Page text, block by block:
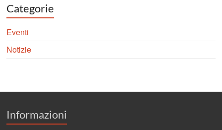
Categorie
Eventi
Notizie
Informazioni